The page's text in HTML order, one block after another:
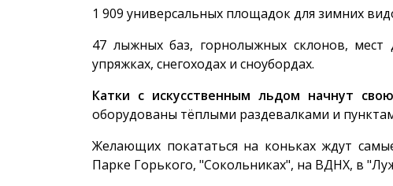
1 909 универсальных площадок для зимних
47 лыжных баз, горнолыжных склонов, мест
упряжках, снегоходах и сноубордах.
Катки с искусственным льдом начнут
оборудованы тёплыми раздевалками и
Желающих покататься на коньках ждут
Парке Горького, "Сокольниках", на ВДНХ, в